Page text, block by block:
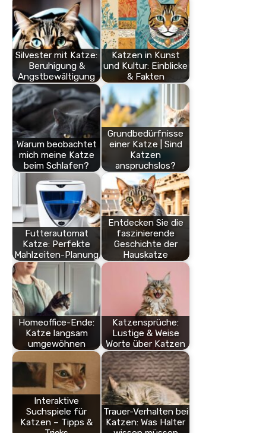
Silvester mit Katze:
Beruhigung &
Angstbewältigung
Katzen in Kunst
und Kultur: Einblicke
& Fakten
Warum beobachtet
mich meine Katze
beim Schlafen?
Grundbedürfnisse
einer Katze | Sind
Katzen
anspruchslos?
Futterautomat
Katze: Perfekte
Mahlzeiten-Planung
Entdecken Sie die
faszinierende
Geschichte der
Hauskatze
Homeoffice-Ende:
Katze langsam
umgewöhnen
Katzensprüche:
Lustige & Weise
Worte über Katzen
Interaktive
Suchspiele für
Katzen – Tipps &
Trauer-Verhalten bei
Katzen: Was Halter